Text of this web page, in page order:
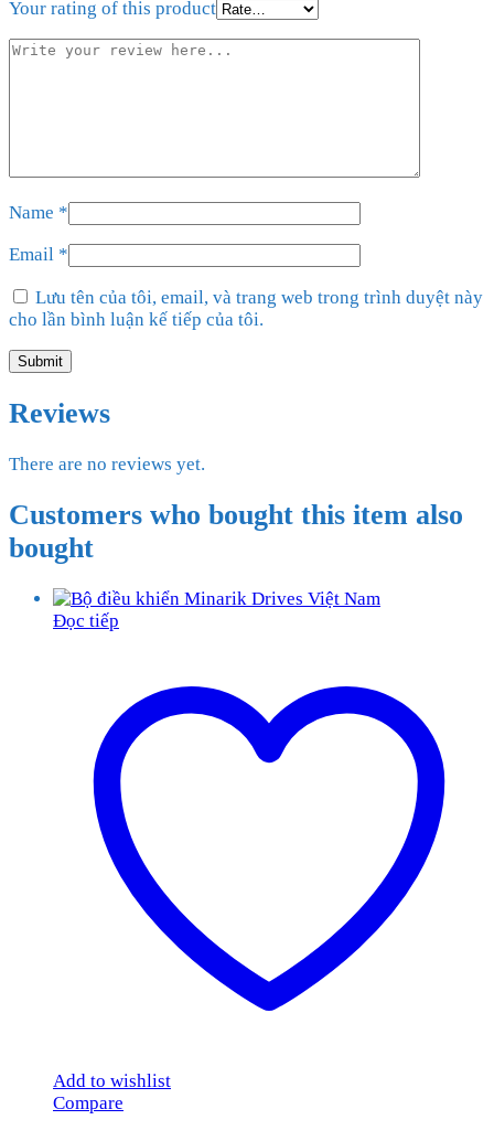
Your rating of this product
Name *
Email *
Lưu tên của tôi, email, và trang web trong trình duyệt này
cho lần bình luận kế tiếp của tôi.
Reviews
There are no reviews yet.
Customers who bought this item also
bought
Đọc tiếp
Add to wishlist
Compare